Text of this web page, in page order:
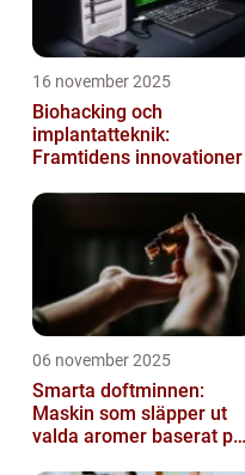
16 november 2025
Biohacking och
implantatteknik:
Framtidens innovationer
06 november 2025
Smarta doftminnen:
Maskin som släpper ut
valda aromer baserat på